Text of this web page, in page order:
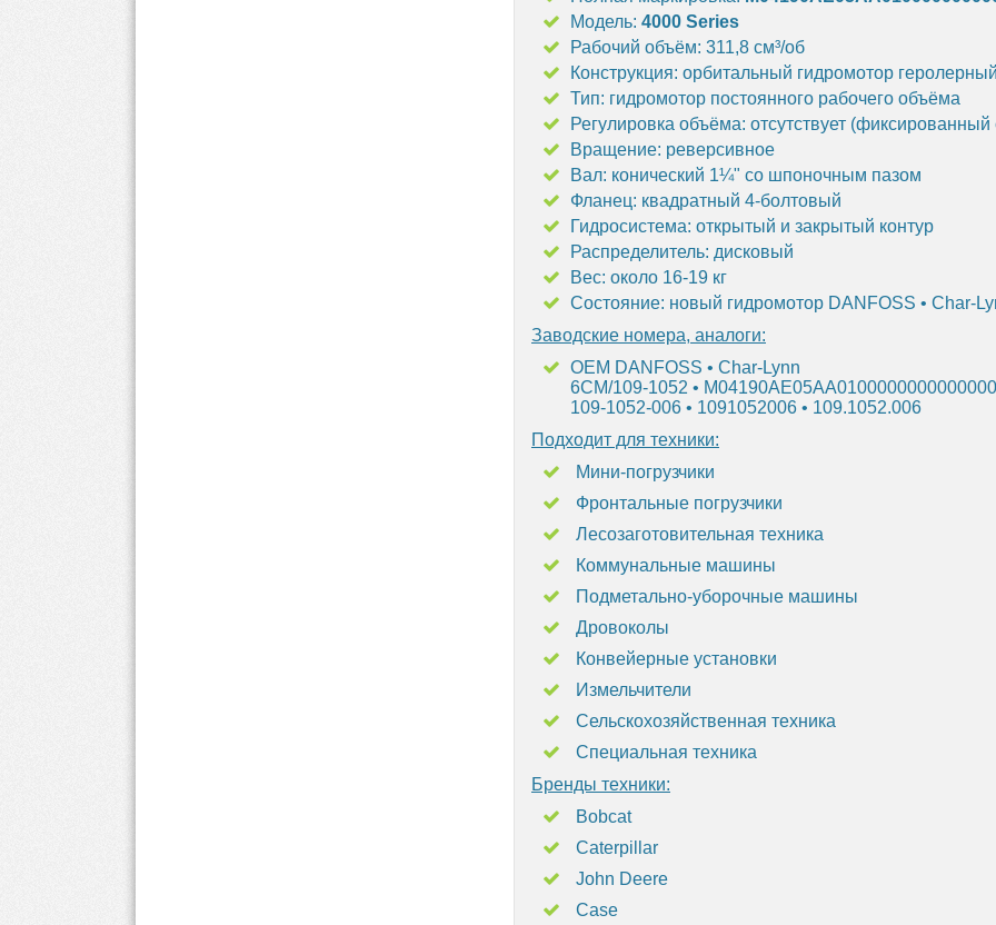
Модель: 4000 Series
Рабочий объём: 311,8 см³/об
Конструкция: орбитальный гидромотор
Тип: гидромотор постоянного рабочего объёма
Регулировка объёма: отсутствует
Вращение: реверсивное
Вал: конический 1¼" со шпоночным пазом
Фланец: квадратный 4-болтовый
Гидросистема: открытый и закрытый контур
Распределитель: дисковый
Вес: около 16-19 кг
Состояние: новый гидромотор DANFOSS • Char-
Заводские номера, аналоги:
OEM DANFOSS • Char-Lynn
6CM/109-1052 •
109-1052-006 • 1091052006 • 109.1052.006
Подходит для техники:
Мини-погрузчики
Фронтальные погрузчики
Лесозаготовительная техника
Коммунальные машины
Подметально-уборочные машины
Дровоколы
Конвейерные установки
Измельчители
Сельскохозяйственная техника
Специальная техника
Бренды техники:
Bobcat
Caterpillar
John Deere
Case